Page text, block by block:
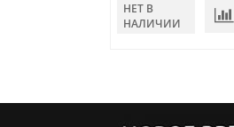
НЕТ В
НАЛИЧИИ